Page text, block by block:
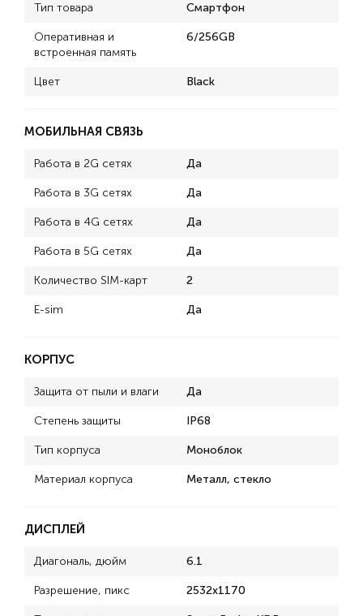
Тип товара Смартфон
Оперативная и
встроенная память
6/256GB
Цвет Black
МОБИЛЬНАЯ СВЯЗЬ
Работа в 2G сетях Да
Работа в 3G сетях Да
Работа в 4G сетях Да
Работа в 5G сетях Да
Количество SIM-карт 2
E-sim Да
КОРПУС
Защита от пыли и влаги Да
Степень защиты IP68
Тип корпуса Моноблок
Материал корпуса Металл, стекло
ДИСПЛЕЙ
Диагональ, дюйм 6.1
Разрешение, пикс 2532x1170